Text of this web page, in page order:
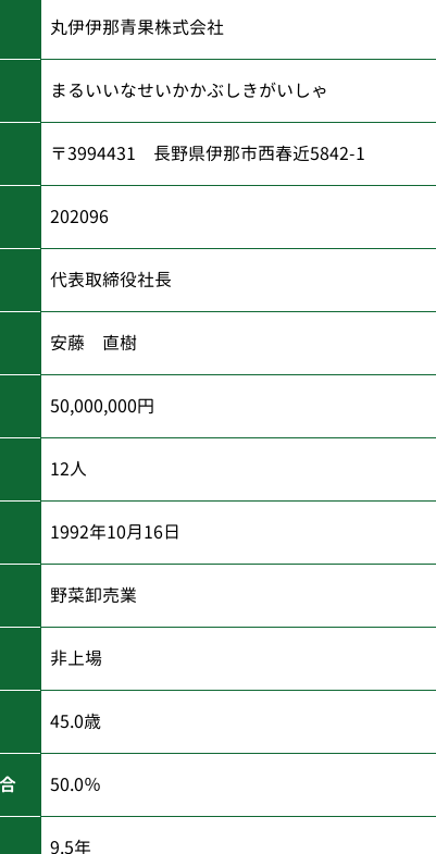
丸伊伊那青果株式会社
まるいいなせいかかぶしきがいしゃ
〒3994431 長野県伊那市西春近5842-1
202096
代表取締役社長
安藤 直樹
50,000,000円
12人
1992年10月16日
野菜卸売業
非上場
45.0歳
50.0％
9.5年